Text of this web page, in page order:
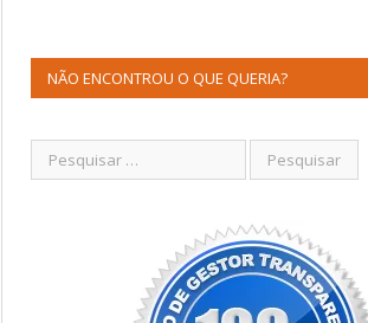
NÃO ENCONTROU O QUE QUERIA?